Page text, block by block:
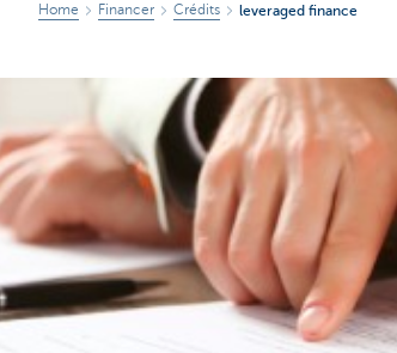
KBC
Home Financer Crédits leveraged finance